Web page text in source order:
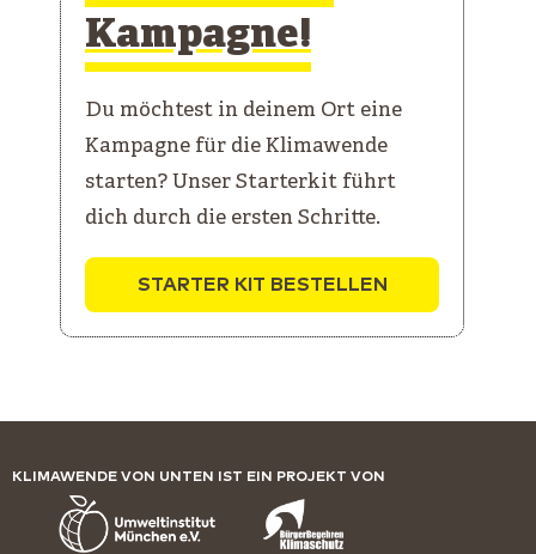
Kampagne!
Du möchtest in deinem Ort eine
Kampagne für die Klimawende
starten? Unser Starterkit führt
dich durch die ersten Schritte.
STARTER KIT BESTELLEN
KLIMAWENDE VON UNTEN IST EIN PROJEKT VON